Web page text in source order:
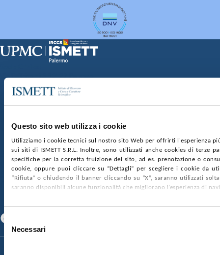
Questo sito web utilizza i cookie
Utilizziamo i cookie tecnici sul nostro sito Web per offrirti l'esperienza
sui siti di ISMETT S.R.L. Inoltre, sono utilizzati anche cookies di terze
specifiche per la corretta fruizione del sito, ad es. prenotazione o
cookie, oppure puoi cliccare su “Dettagli” per scegliere i cookie da
“Rifiuta” o chiudendo il banner cliccando su “X”, saranno utilizzati
saranno disponibili alcune funzionalità che migliorano l’esperienza di
Selezione
delNecessari
Via Discesa dei Giudici 4 90133 Palermo
nr. REA PA-201818 P.I. 04544550827
SOCIETÀ TRASPARENTE WHISTLEBLOWING
GARE E CONTRATTIPRIVACYCOOKIE POLICY
SOSTIENICIMAPPA DEL SITOACCESSIBILITÀ
CONTATTI